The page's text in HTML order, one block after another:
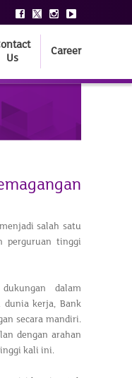
Us
Career
salah satu
perguruan tinggi
dalam
dunia kerja, Bank
secara mandiri.
dengan arahan
kali ini.